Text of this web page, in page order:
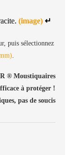
(image) ↵
puis sélectionnez
.
®️ Moustiquaires
à protéger !
pas de soucis